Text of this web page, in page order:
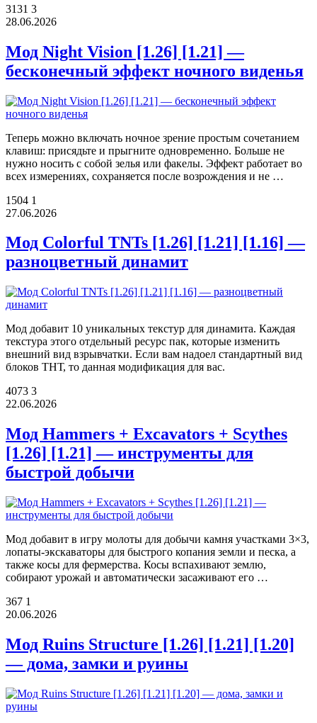
3131 3
28.06.2026
Мод Night Vision [1.26] [1.21] —
бесконечный эффект ночного виденья
Теперь можно включать ночное зрение простым сочетанием
клавиш: присядьте и прыгните одновременно. Больше не
нужно носить с собой зелья или факелы. Эффект работает во
всех измерениях, сохраняется после возрождения и не …
1504 1
27.06.2026
Мод Colorful TNTs [1.26] [1.21] [1.16] —
разноцветный динамит
Мод добавит 10 уникальных текстур для динамита. Каждая
текстура этого отдельный ресурс пак, которые изменить
внешний вид взрывчатки. Если вам надоел стандартный вид
блоков ТНТ, то данная модификация для вас.
4073 3
22.06.2026
Мод Hammers + Excavators + Scythes
[1.26] [1.21] — инструменты для
быстрой добычи
Мод добавит в игру молоты для добычи камня участками 3×3,
лопаты-экскаваторы для быстрого копания земли и песка, а
также косы для фермерства. Косы вспахивают землю,
собирают урожай и автоматически засаживают его …
367 1
20.06.2026
Мод Ruins Structure [1.26] [1.21] [1.20]
— дома, замки и руины